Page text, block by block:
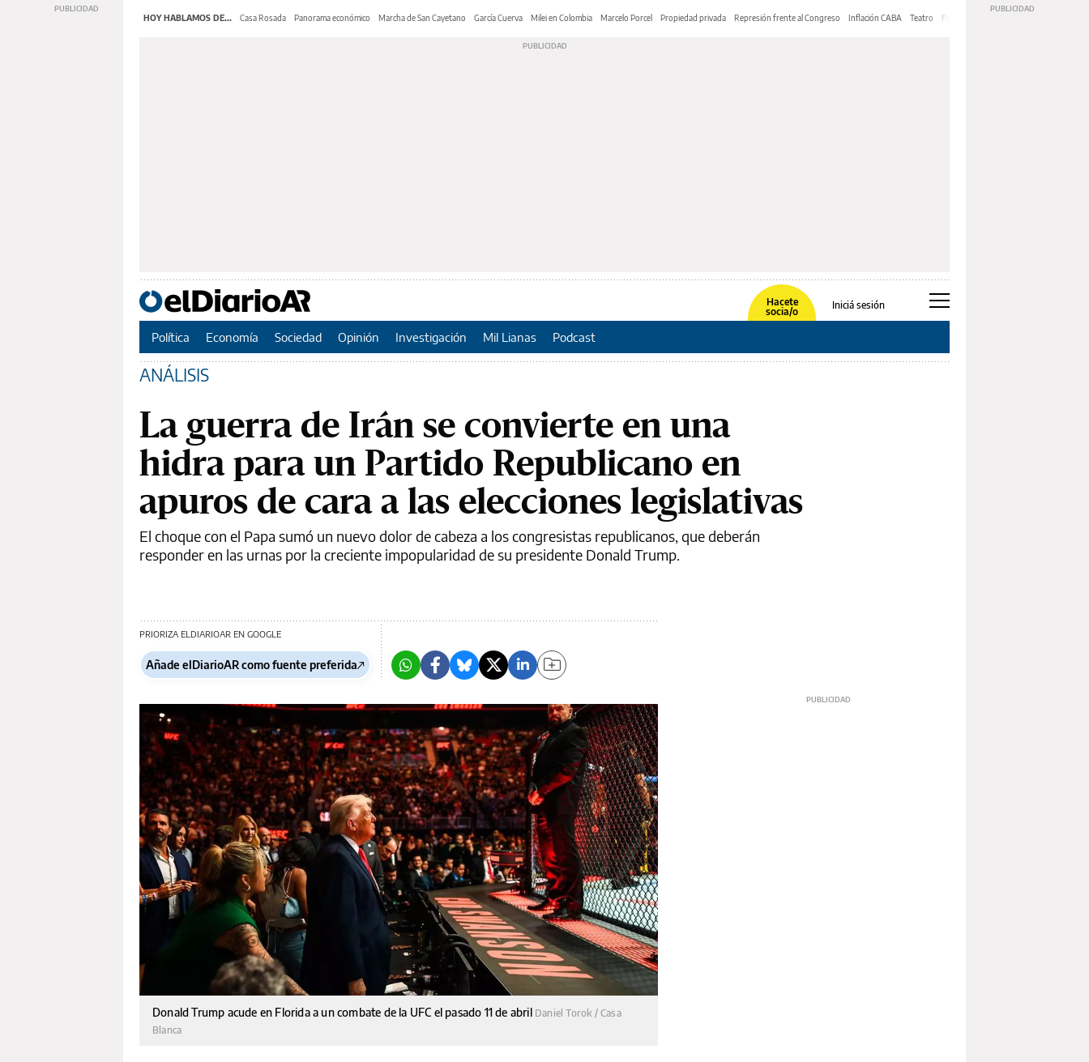
HOY HABLAMOS DE... Casa Rosada Panorama económico Marcha de San Cayetano García Cuerva Milei en Colombia Marcelo Porcel Propiedad privada Represión frente al Congreso Inflación CABA Teatro Feria de Editores
Hacete
socia/o
Iniciá sesión
Política Economía Sociedad Opinión Investigación Mil Lianas Podcast
ANÁLISIS
La guerra de Irán se convierte en una
hidra para un Partido Republicano en
apuros de cara a las elecciones legislativas
El choque con el Papa sumó un nuevo dolor de cabeza a los congresistas republicanos, que deberán
responder en las urnas por la creciente impopularidad de su presidente Donald Trump.
PRIORIZA ELDIARIOAR EN GOOGLE
Añade elDiarioAR como fuente preferida
Donald Trump acude en Florida a un combate de la UFC el pasado 11 de abril Daniel Torok / Casa
Blanca